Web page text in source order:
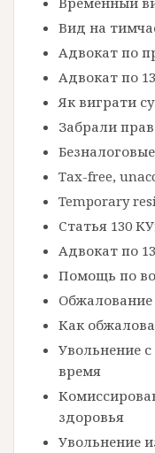
Вид на
Адвокат по
Адвокат по
Як виграти
Забрали
Tax-free,
Temporary
Статья 130
Адвокат по
Помощь по
Как
Увольнение
время
здоровья
Увольнение